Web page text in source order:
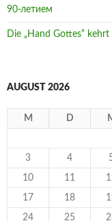
90-летием
Die „Hand Gottes“
AUGUST 2026
M D
3 4
10 11
17 18
24 25